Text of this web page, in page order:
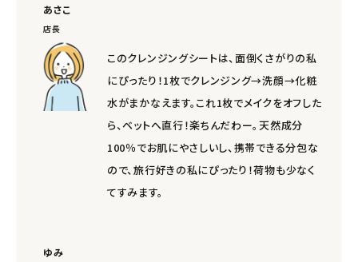
ログイン
あさこ
店長
このクレンジングシートは、面倒くさがりの私
にぴったり！1枚でクレンジング→洗顔→化粧
水がまかなえます。これ1枚でメイクをオフした
ら、ベットへ直行！楽ちんだわー。天然成分
100％でお肌にやさしいし、携帯できる分包な
ので、旅行好きの私にぴったり！荷物も少なく
てすみます。
ゆみ